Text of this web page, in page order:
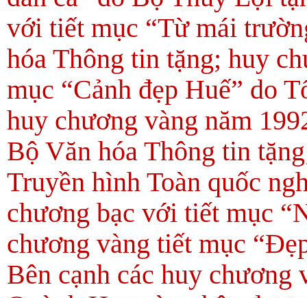
với tiết mục “Từ mái
hóa Thông tin tặng; huy
mục “Cảnh đẹp Huế” do
huy chương vàng năm
Bộ Văn hóa Thông tin
Truyền hình Toàn quốc
chương bạc với tiết mục
chương vàng tiết mục
Bên cạnh các huy chương